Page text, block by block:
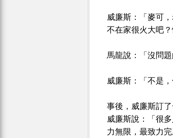
威廉斯：「麥可
不在家很火大吧？
馬龍說：「沒問
威廉斯：「不是
事後，威廉斯訂
威廉斯說：「很
力無限，最致力